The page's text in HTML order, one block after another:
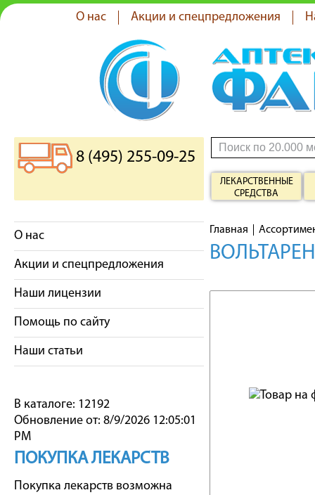
О нас Акции и спецпредложения
8 (495) 255-09-25
ЛЕКАРСТВЕННЫЕ
СРЕДСТВА
О нас
Акции и спецпредложения
Наши лицензии
Помощь по сайту
Наши статьи
В каталоге: 12192
Обновление от: 8/9/2026 12:05:01
PM
ПОКУПКА ЛЕКАРСТВ
Покупка лекарств возможна
Главная